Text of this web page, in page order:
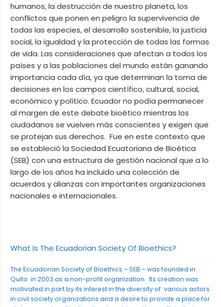
humanos, la destrucción de nuestro planeta, los
conflictos que ponen en peligro la supervivencia de
todas las especies, el desarrollo sostenible, la justicia
social, la igualdad y la protección de todas las formas
de vida. Las consideraciones que afectan a todos los
países y a las poblaciones del mundo están ganando
importancia cada día, ya que determinan la toma de
decisiones en los campos científico, cultural, social,
económico y político. Ecuador no podía permanecer
al margen de este debate bioético mientras los
ciudadanos se vuelven más conscientes y exigen que
se protejan sus derechos. Fue en este contexto que
se estableció la Sociedad Ecuatoriana de Bioética
(SEB) con una estructura de gestión nacional que a lo
largo de los años ha incluido una colección de
acuerdos y alianzas con importantes organizaciones
nacionales e internacionales.
What Is The Ecuadorian Society Of Bioethics?
The Ecuadorian Society of Bioethics – SEB – was founded in
Quito in 2003 as a non-profit organization. Its creation was
motivated in part by its interest in the diversity of various actors
in civil society organizations and a desire to provide a place for